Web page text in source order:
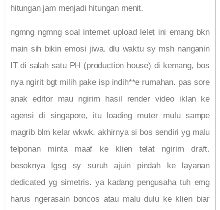
hitungan jam menjadi hitungan menit.
ngmng ngmng soal internet upload lelet ini emang bkn
main sih bikin emosi jiwa. dlu waktu sy msh nanganin
IT di salah satu PH (production house) di kemang, bos
nya ngirit bgt milih pake isp indih**e rumahan. pas sore
anak editor mau ngirim hasil render video iklan ke
agensi di singapore, itu loading muter mulu sampe
magrib blm kelar wkwk. akhirnya si bos sendiri yg malu
telponan minta maaf ke klien telat ngirim draft.
besoknya lgsg sy suruh ajuin pindah ke layanan
dedicated yg simetris. ya kadang pengusaha tuh emg
harus ngerasain boncos atau malu dulu ke klien biar